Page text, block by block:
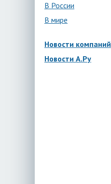
В России
В мире
Новости компаний
Новости А.Ру